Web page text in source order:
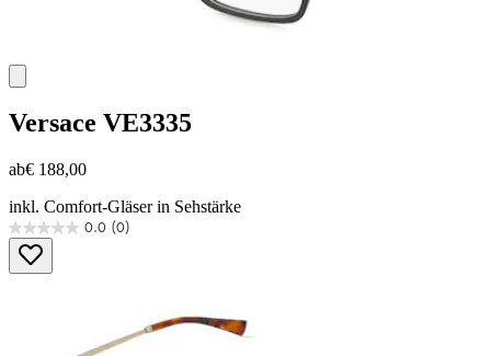
Versace VE3335
ab€ 188,00
inkl. Comfort-Gläser in Sehstärke
0.0 (0)
0.0
von
5